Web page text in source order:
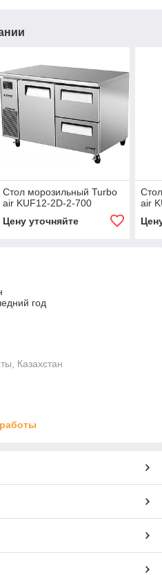
Стол морозильный Turbo
air KUF12-2D-2-700
Цену уточняйте
air
год
Казахстан